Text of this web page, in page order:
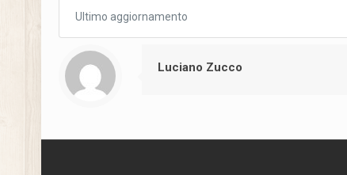
Ultimo aggiornamento
Luciano Zucco